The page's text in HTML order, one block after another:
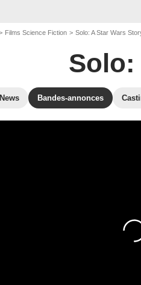
Films Science Fiction Solo: A Star Wars
Solo:
News Bandes-annonces